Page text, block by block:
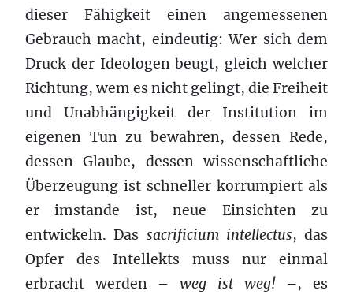
dieser Fähigkeit einen angemessenen
Gebrauch macht, eindeutig: Wer sich dem
Druck der Ideologen beugt, gleich welcher
Richtung, wem es nicht gelingt, die Freiheit
und Unabhängigkeit der Institution im
eigenen Tun zu bewahren, dessen Rede,
dessen Glaube, dessen wissenschaftliche
Überzeugung ist schneller korrumpiert als
er imstande ist, neue Einsichten zu
entwickeln. Das sacrificium intellectus, das
Opfer des Intellekts muss nur einmal
erbracht werden –weg ist weg!–, es